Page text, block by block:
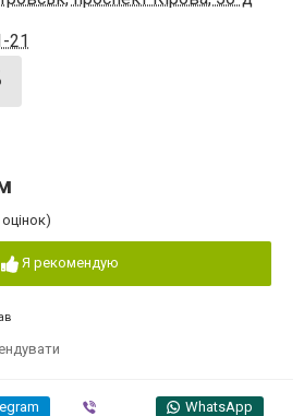
21
оцінок)
Я рекомендую
WhatsApp